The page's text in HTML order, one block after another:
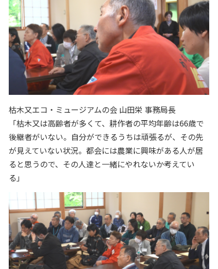
枯木又エコ・ミュージアムの会 山田栄 事務局長
「枯木又は高齢者が多くて、耕作者の平均年齢は66歳で
後継者がいない。自分ができるうちは頑張るが、その先
が見えていない状況。都会には農業に興味がある人が居
ると思うので、その人達と一緒にやれないか考えてい
る」